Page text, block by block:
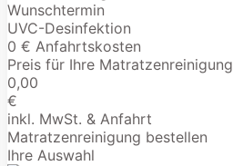
Wunschtermin
UVC-Desinfektion
0 € Anfahrtskosten
Preis für Ihre Matratzenreinigung
0,00
€
inkl. MwSt. & Anfahrt
Matratzenreinigung bestellen
Ihre Auswahl